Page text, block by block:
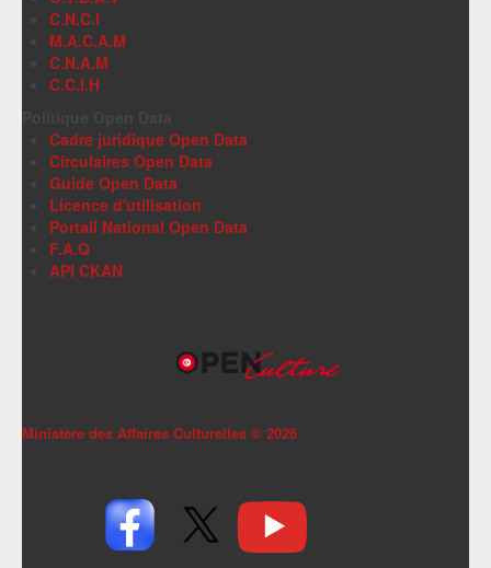
C.N.C.I
M.A.C.A.M
C.N.A.M
C.C.I.H
Cadre juridique Open Data
Circulaires Open Data
Guide Open Data
Licence d'utilisation
Portail National Open Data
F.A.Q
API CKAN
Ministère des Affaires Culturelles © 2026